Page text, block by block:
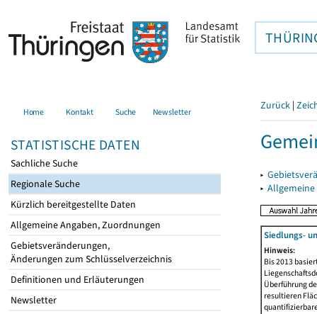
Home Kontakt Suche Newsletter
STATISTISCHE DATEN
Sachliche Suche
Regionale Suche
Kürzlich bereitgestellte Daten
Allgemeine Angaben, Zuordnungen
Gebietsveränderungen,
Änderungen zum Schlüsselverzeichnis
Definitionen und Erläuterungen
Newsletter
Zurück |
▸
▸
Siedlungs-
Hinweis:
Bis 2013
Überführung
resultieren